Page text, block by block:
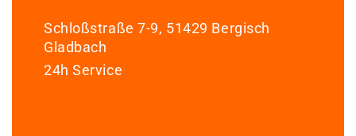
Schloßstraße 7-9, 51429 Bergisch
Gladbach
24h Service